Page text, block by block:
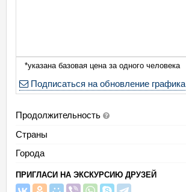
*указана базовая цена за одного человека
Подписаться на обновление графика
Продолжительность
Страны
Города
ПРИГЛАСИ НА ЭКСКУРСИЮ ДРУЗЕЙ